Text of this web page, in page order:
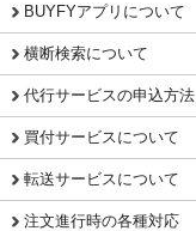
BUYFYアプリについて
横断検索について
代行サービスの申込方法
買付サービスについて
転送サービスについて
注文進行時の各種対応